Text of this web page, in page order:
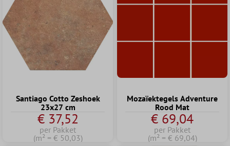
Santiago Cotto Zeshoek
23x27 cm
€ 37,52
per Pakket
(m² = € 50,03)
Mozaïektegels Adventure
Rood Mat
€ 69,04
per Pakket
(m² = € 69,04)